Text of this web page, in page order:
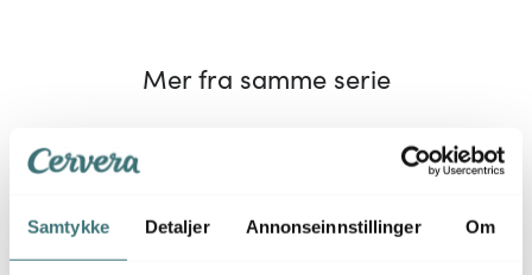
Samtykke Detaljer Annonseinnstillinger Om
Mer fra samme serie
50%